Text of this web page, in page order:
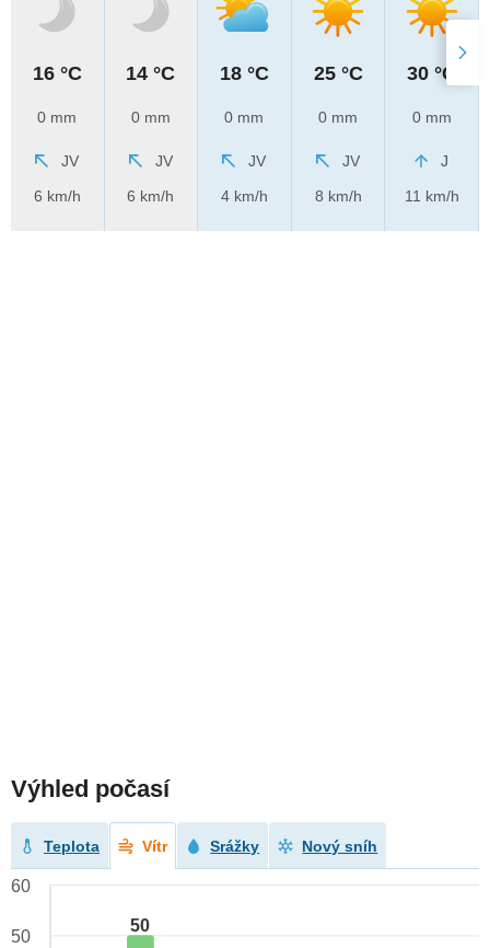
16 °C
0 mm
JV
6 km/h
14 °C
0 mm
JV
6 km/h
18 °C
0 mm
JV
4 km/h
25 °C
0 mm
JV
8 km/h
30 °C
0 mm
J
11 km/h
Výhled počasí
Teplota Vítr Srážky Nový sníh
50
60
50